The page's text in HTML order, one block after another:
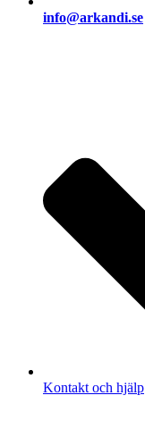
info@arkandi.se
Kontakt och hjälp